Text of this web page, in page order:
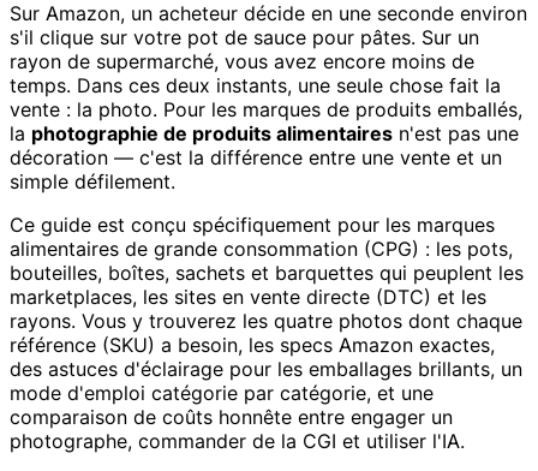
Sur Amazon, un acheteur décide en une seconde environ
s'il clique sur votre pot de sauce pour pâtes. Sur un
rayon de supermarché, vous avez encore moins de
temps. Dans ces deux instants, une seule chose fait la
vente : la photo. Pour les marques de produits emballés,
la photographie de produits alimentaires n'est pas une
décoration — c'est la différence entre une vente et un
simple défilement.
Ce guide est conçu spécifiquement pour les marques
alimentaires de grande consommation (CPG) : les pots,
bouteilles, boîtes, sachets et barquettes qui peuplent les
marketplaces, les sites en vente directe (DTC) et les
rayons. Vous y trouverez les quatre photos dont chaque
référence (SKU) a besoin, les specs Amazon exactes,
des astuces d'éclairage pour les emballages brillants, un
mode d'emploi catégorie par catégorie, et une
comparaison de coûts honnête entre engager un
photographe, commander de la CGI et utiliser l'IA.